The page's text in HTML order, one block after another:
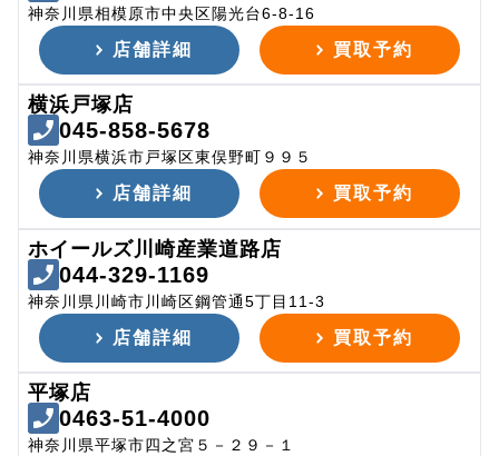
神奈川県相模原市中央区陽光台6-8-16
店舗詳細 買取予約
横浜戸塚店
045-858-5678
神奈川県横浜市戸塚区東俣野町９９５
店舗詳細 買取予約
ホイールズ川崎産業道路店
044-329-1169
神奈川県川崎市川崎区鋼管通5丁目11-3
店舗詳細 買取予約
平塚店
0463-51-4000
神奈川県平塚市四之宮５－２９－１